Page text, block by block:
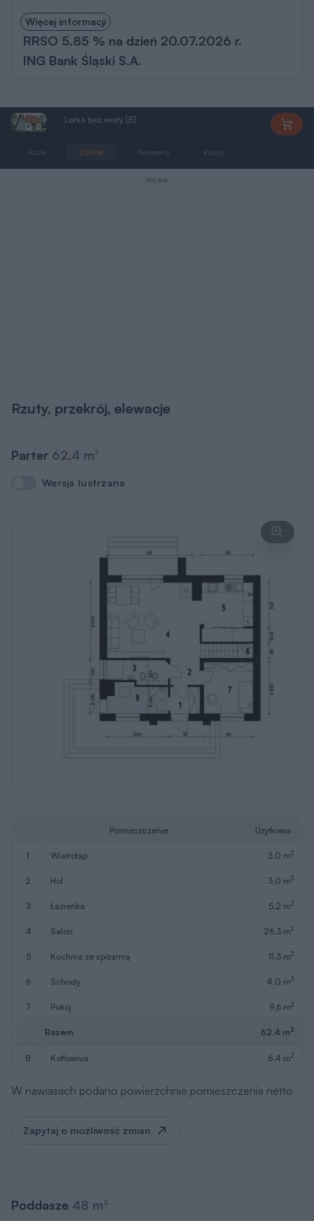
Więcej informacji
RRSO 5.85 % na dzień 20.07.2026 r.
ING Bank Śląski S.A.
Lerka bez wiaty [B]
Rzuty Działka Parametry Koszty
REKLAMA
Rzuty, przekrój, elewacje
Parter 62,4 m2
Wersja lustrzana
Wersja lustrzana
Pomieszczenie Użytkowa
1 wiatrołap 3,0 m2
2 hol 3,0 m2
3 łazienka 5,2 m2
4 salon 26,3 m2
5 kuchnia ze spiżarnią 11,3 m2
6 schody 4,0 m2
7 pokój 9,6 m2
Razem 62,4 m2
8 kotłownia 6,4 m2
W nawiasach podano powierzchnie pomieszczenia netto
Zapytaj o możliwość zmian
Poddasze 48 m2